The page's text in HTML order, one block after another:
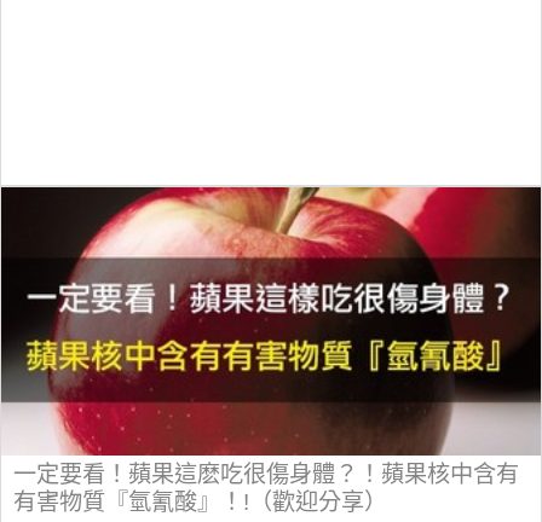
一定要看！蘋果這麽吃很傷身體？！蘋果核中含有
有害物質『氫氰酸』！!（歡迎分享）